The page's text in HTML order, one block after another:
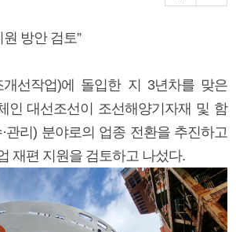
방안 검토”
개선작업)에 돌입한 지 3년차를 맞은
인 대선조선이 조선해양기자재 및 함
관리) 분야로의 업종 전환을 추진하고
재편 지원을 검토하고 나섰다.